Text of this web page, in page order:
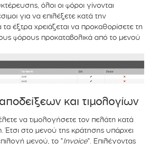
όλοι οι φόροι γίνονται
για να επιλέξετε κατά την
τα έξτρα χρειάζεται να προκαθορίσετε τη
φόρους προκαταβολικά από το μενού
και τιμολογίων
να τιμολογήσετε τον πελάτη κατά
στο μενού της κράτησης υπάρχει
μενού, το “Invoice“. Επιλέγοντας